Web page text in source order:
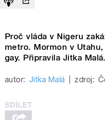
Proč vláda v Nigeru
metro. Mormon v
gay. Připravila Jitka Malá.
autor: Jitka Malá zdroj: